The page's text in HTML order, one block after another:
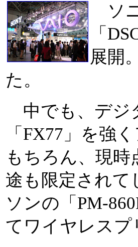
ソ
「
展開
た。
中でも、デジ
「FX77」を強
もちろん、現
途も限定されて
ソンの「PM-
てワイヤレス